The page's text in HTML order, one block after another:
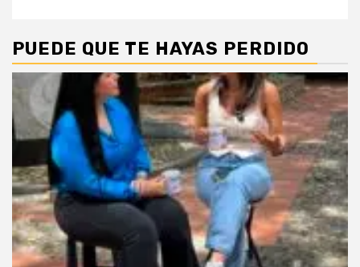
PUEDE QUE TE HAYAS PERDIDO